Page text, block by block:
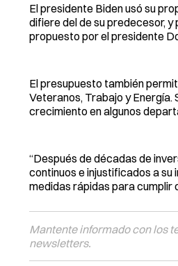
El presidente Biden usó su
difiere del de su predecesor, y
propuesto por el presidente
El presupuesto también
Veteranos, Trabajo y Energía.
crecimiento en algunos
“Después de décadas de
continuos e injustificados a
medidas rápidas para cumplir
Mantente informado con los
newsletters.